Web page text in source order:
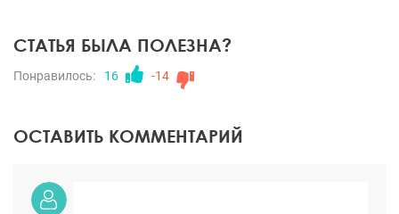
СТАТЬЯ БЫЛА ПОЛЕЗНА?
Понравилось: 16 -14
ОСТАВИТЬ КОММЕНТАРИЙ